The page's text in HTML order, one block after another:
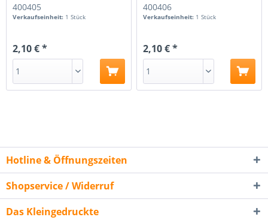
400405
Verkaufseinheit: 1 Stück
2,10 € *
400406
Verkaufseinheit: 1 Stück
2,10 € *
Hotline & Öffnungszeiten
Shopservice / Widerruf
Das Kleingedruckte